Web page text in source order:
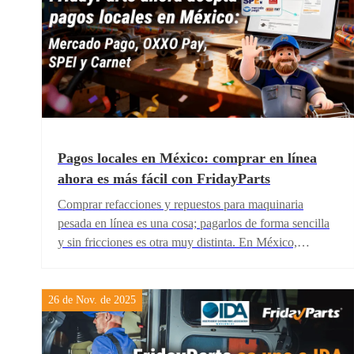
Pagos locales en México: comprar en línea
ahora es más fácil con FridayParts
Comprar refacciones y repuestos para maquinaria
pesada en línea es una cosa; pagarlos de forma sencilla
y sin fricciones es otra muy distinta. En México,
transferencias bancarias o incluso efectivo, en lugar de
tarjetas internacionales.
26 de Nov. de 2025